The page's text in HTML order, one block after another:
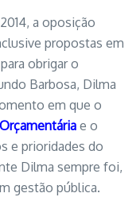
a oposição
propostas em
para obrigar o
Barbosa, Dilma
em que o
e o
e prioridades do
Dilma sempre foi,
gestão pública.